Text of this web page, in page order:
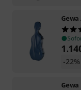
Gewa
-22%
Gewa